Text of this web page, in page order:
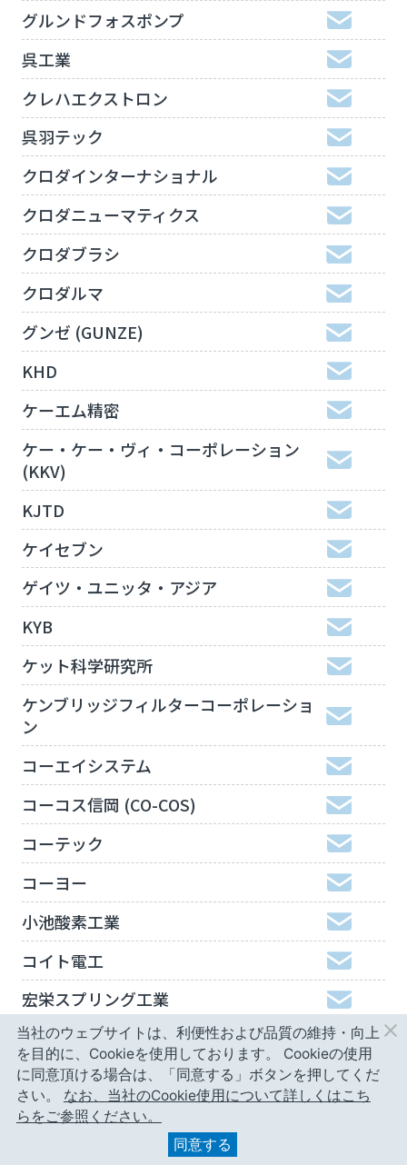
グルンドフォスポンプ
呉工業
クレハエクストロン
呉羽テック
クロダインターナショナル
クロダニューマティクス
クロダブラシ
クロダルマ
グンゼ (GUNZE)
KHD
ケーエム精密
ケー・ケー・ヴィ・コーポレーション
(KKV)
KJTD
ケイセブン
ゲイツ・ユニッタ・アジア
KYB
ケット科学研究所
ケンブリッジフィルターコーポレーショ
ン
コーエイシステム
コーコス信岡 (CO-COS)
コーテック
コーヨー
小池酸素工業
コイト電工
宏栄スプリング工業
工機ホールディングスジャパン
弘進ゴム
神津精機
当社のウェブサイトは、利便性および品質の維持・向上
を目的に、Cookieを使用しております。
Cookieの使用
に同意頂ける場合は、「同意する」ボタンを押してくだ
さい。
なお、当社のCookie使用について詳しくはこち
らをご参照ください。
同意する